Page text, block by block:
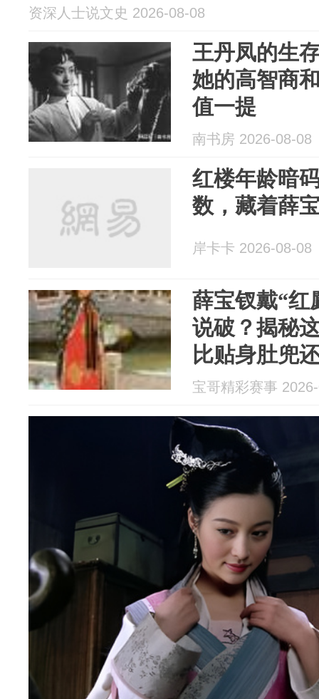
资深人士说文史 2026-08-08
王丹凤的生
她的高智商
值一提
南书房 2026-08-08
红楼年龄暗
数，藏着薛
岸卡卡 2026-08-08
薛宝钗戴“红
说破？揭秘
比贴身肚兜
宝哥精彩赛事